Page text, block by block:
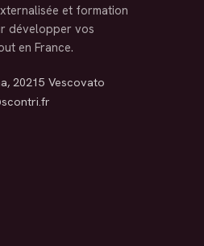
et formation
développer vos
en France.
20215 Vescovato